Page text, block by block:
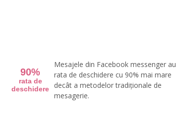
90%
rata de
deschidere
Mesajele din Facebook messenger au
rata de deschidere cu 90% mai mare
decât a metodelor tradiționale de
mesagerie.